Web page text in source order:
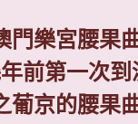
門樂宮腰果
前第一次到
葡京的腰果